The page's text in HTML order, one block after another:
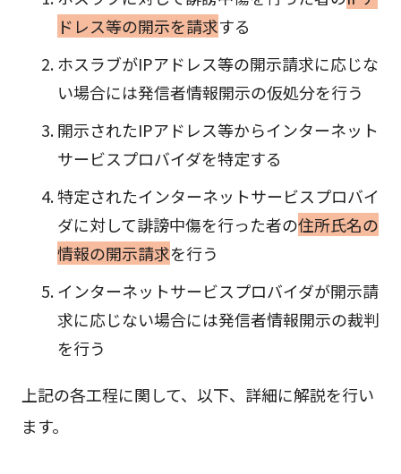
ドレス等の開示を請求する
ホスラブがIPアドレス等の開示請求に応じな
い場合には発信者情報開示の仮処分を行う
開示されたIPアドレス等からインターネット
サービスプロバイダを特定する
特定されたインターネットサービスプロバイ
ダに対して誹謗中傷を行った者の住所氏名の
情報の開示請求を行う
インターネットサービスプロバイダが開示請
求に応じない場合には発信者情報開示の裁判
を行う
上記の各工程に関して、以下、詳細に解説を行い
ます。